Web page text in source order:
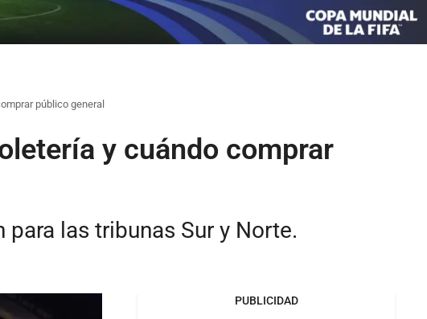
público general
y cuándo comprar
las tribunas Sur y Norte.
PUBLICIDAD